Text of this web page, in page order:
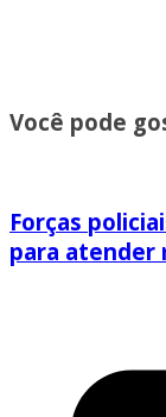
Você pode
Forças
para atender